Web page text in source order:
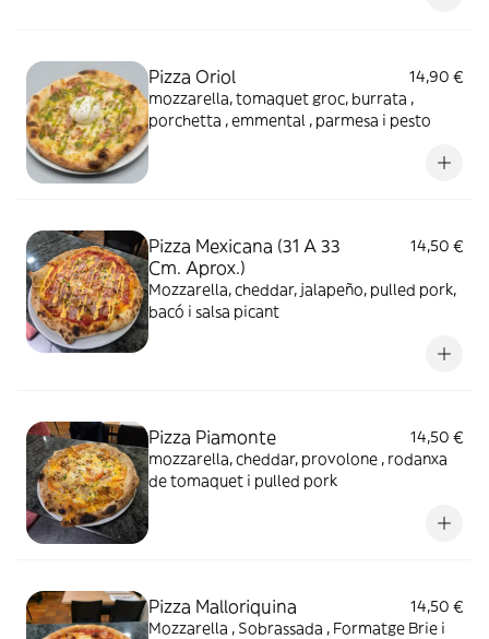
Pizza Oriol
14,90 €
mozzarella, tomaquet groc, burrata ,
porchetta , emmental , parmesa i pesto
Pizza Mexicana (31 A 33
Cm. Aprox.)
14,50 €
Mozzarella, cheddar, jalapeño, pulled pork,
bacó i salsa picant
Pizza Piamonte
14,50 €
mozzarella, cheddar, provolone , rodanxa
de tomaquet i pulled pork
Pizza Malloriquina
14,50 €
Mozzarella , Sobrassada , Formatge Brie i